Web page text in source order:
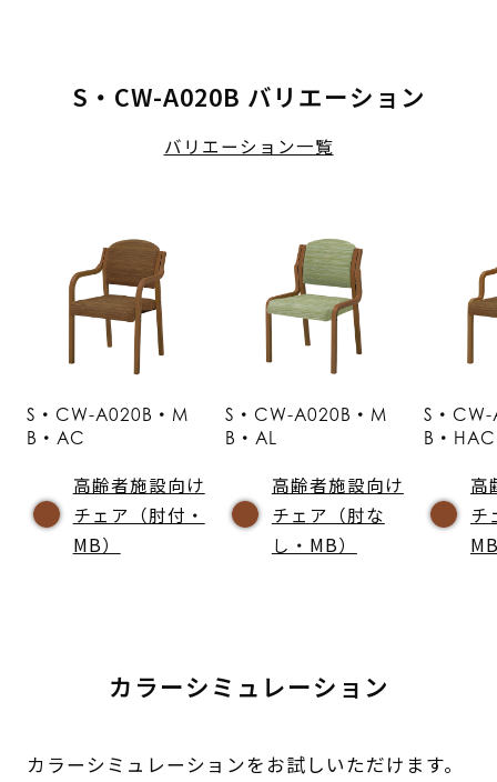
S・CW-A020B バリエーション
バリエーション一覧
S・CW-A020B・M
B・AC
高齢者施設向け
チェア（肘付・
MB）
S・CW-A020B・M
B・AL
高齢者施設向け
チェア（肘な
し・MB）
S・
B・HAC
高
チ
カラーシミュレーション
カラーシミュレーションをお試しいただけます。